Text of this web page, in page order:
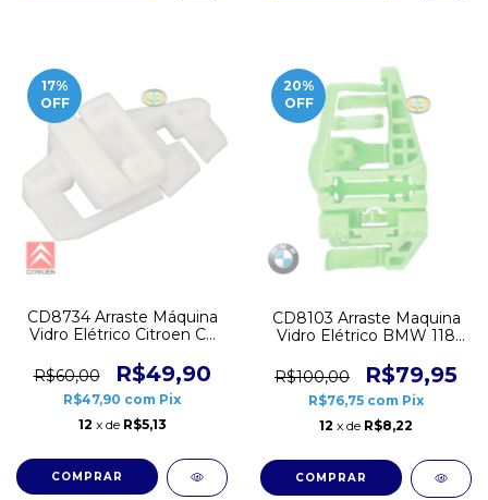
17%
OFF
CD8734 Arraste Máquina
Vidro Elétrico Citroen C3
Direito
R$60,00 R$49,90
R$47,90 com Pix
12 x de R$5,13
20%
OFF
CD8103 Arraste Maquina
Vidro Elétrico BMW 118
Traseiro Braço Esquerdo
R$100,00 R$79,95
R$76,75 com Pix
12 x de R$8,22